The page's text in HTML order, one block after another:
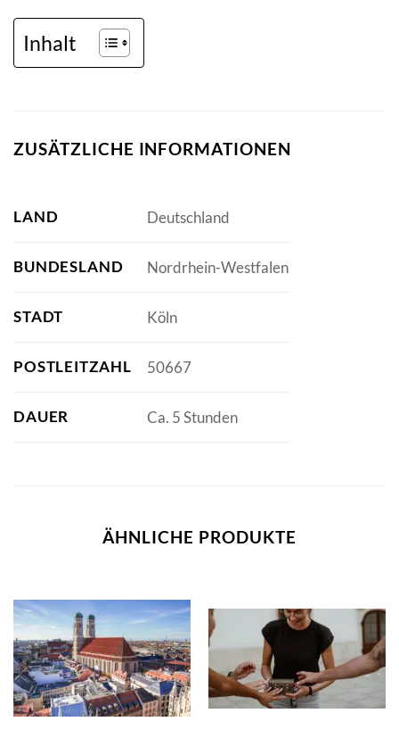
Inhalt
ZUSÄTZLICHE INFORMATIONEN
LAND Deutschland
BUNDESLAND Nordrhein-Westfalen
STADT Köln
POSTLEITZAHL 50667
DAUER Ca. 5 Stunden
ÄHNLICHE PRODUKTE